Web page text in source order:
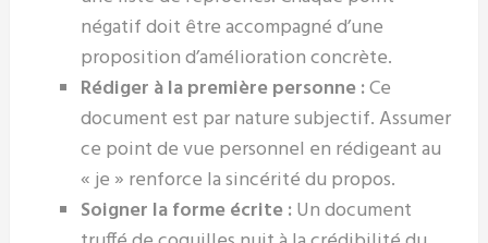
négatif doit être accompagné d’une
proposition d’amélioration concrète.
Rédiger à la première personne :Ce
document est par nature subjectif. Assumer
ce point de vue personnel en rédigeant au
« je » renforce la sincérité du propos.
Soigner la forme écrite :Un document